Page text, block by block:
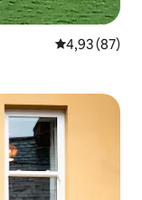
Note
4,93 (87)
aimés